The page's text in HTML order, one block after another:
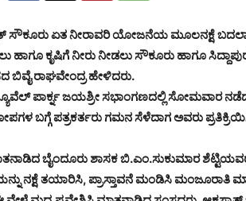
ಸೌಕೂರು ಏತ ನೀರಾವರಿ ಯೋಜನೆಯ ಮೂಲನಕ್ಷೆ
ಕೃಷಿಗೆ ನೀರು ನೀಡಲು ಸೌಕೂರು ಹಾಗೂ
ಬಿವೈ ರಾಘವೇಂದ್ರ ಹೇಳಿದರು.
ಪಾರ್ಕ್ನ ಜಯಶ್ರೀ ಸಭಾಂಗಣದಲ್ಲಿ ಸೋಮವಾರ
ಬಗ್ಗೆ ಪತ್ರಕರ್ತರು ಗಮನ ಸೆಳೆದಾಗ ಅವರು
ಬೈಂದೂರು ಶಾಸಕ ಬಿ.ಎಂ.ಸುಕುಮಾರ
ನಕ್ಷೆ ತಯಾರಿಸಿ, ಪ್ರಾಸ್ತಾವನೆ ಮಂಡಿಸಿ ಮಂಜೂರಾತಿ